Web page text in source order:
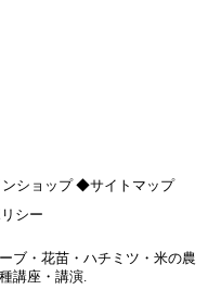
ショップ ◆サイトマップ
シー
ブ・花苗・ハチミツ・米の農
講座・講演